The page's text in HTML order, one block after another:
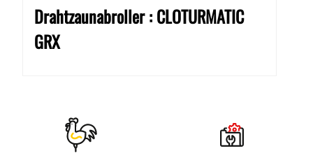
Drahtzaunabroller : CLOTURMATIC
GRX